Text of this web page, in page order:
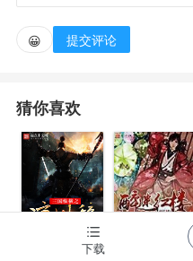
各大宗主师尊，江连星受
学。
只可惜，唯一疼爱他的
魔——
重生回来，江连星看出
有自己强大才能立命于乱
😀 提交评论
猜你喜欢
三国纵横之凉下载